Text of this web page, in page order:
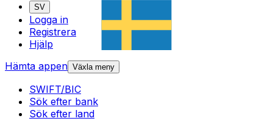
SV
Logga in
Registrera
Hjälp
Hämta appen Växla meny
SWIFT/BIC
Sök efter bank
Sök efter land